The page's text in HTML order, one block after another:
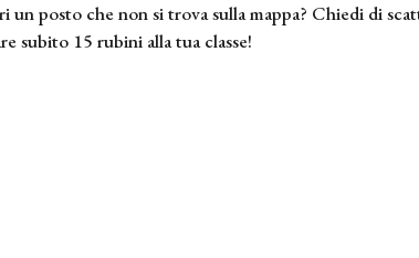
un posto che non si trova sulla mappa? Chiedi di
subito 15 rubini alla tua classe!